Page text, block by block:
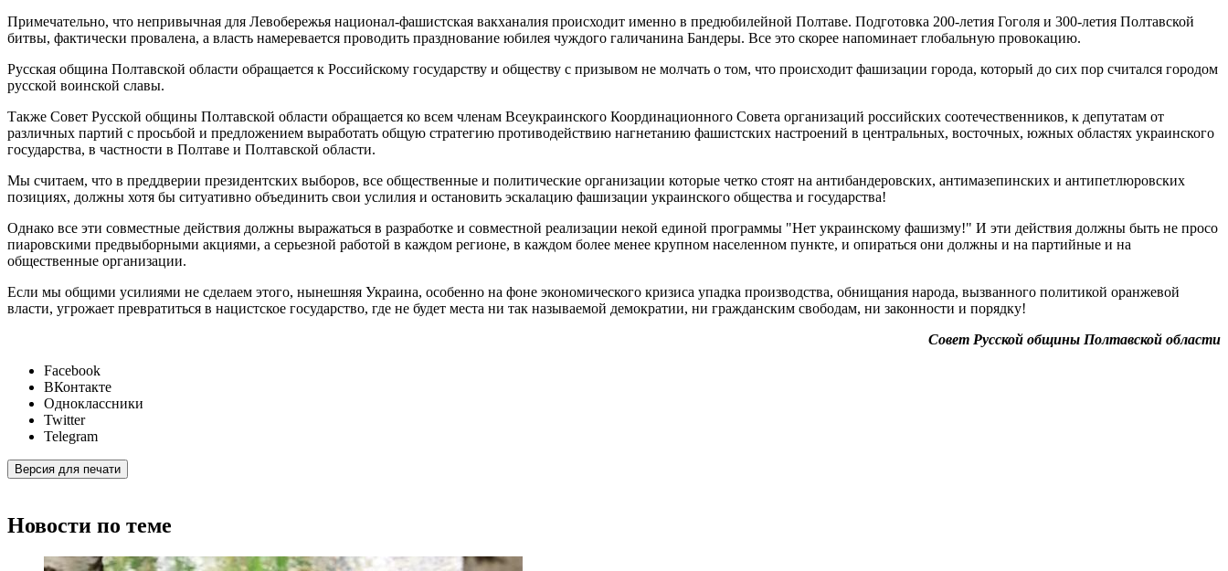
Примечательно, что непривычная для Левобережья национал-фашистская вакханалия происходит именно в предюбилейной Полтаве. Подготовка 200-летия Гоголя и 300-летия Полтавской
битвы, фактически провалена, а власть намеревается проводить празднование юбилея чуждого галичанина Бандеры. Все это скорее напоминает глобальную провокацию.
Русская община Полтавской области обращается к Российскому государству и обществу с призывом не молчать о том, что происходит фашизации города, который до сих пор считался городом
русской воинской славы.
Также Совет Русской общины Полтавской области обращается ко всем членам Всеукраинского Координационного Совета организаций российских соотечественников, к депутатам от
различных партий с просьбой и предложением выработать общую стратегию противодействию нагнетанию фашистских настроений в центральных, восточных, южных областях украинского
государства, в частности в Полтаве и Полтавской области.
Мы считаем, что в преддверии президентских выборов, все общественные и политические организации которые четко стоят на антибандеровских, антимазепинских и антипетлюровских
позициях, должны хотя бы ситуативно объединить свои услилия и остановить эскалацию фашизации украинского общества и государства!
Однако все эти совместные действия должны выражаться в разработке и совместной реализации некой единой программы "Нет украинскому фашизму!" И эти действия должны быть не просо
пиаровскими предвыборными акциями, а серьезной работой в каждом регионе, в каждом более менее крупном населенном пункте, и опираться они должны и на партийные и на
общественные организации.
Если мы общими усилиями не сделаем этого, нынешняя Украина, особенно на фоне экономического кризиса упадка производства, обнищания народа, вызванного политикой оранжевой
власти, угрожает превратиться в нацистское государство, где не будет места ни так называемой демократии, ни гражданским свободам, ни законности и порядку!
Совет Русской общины Полтавской области
Facebook
ВКонтакте
Одноклассники
Twitter
Telegram
Версия для печати
Новости по теме